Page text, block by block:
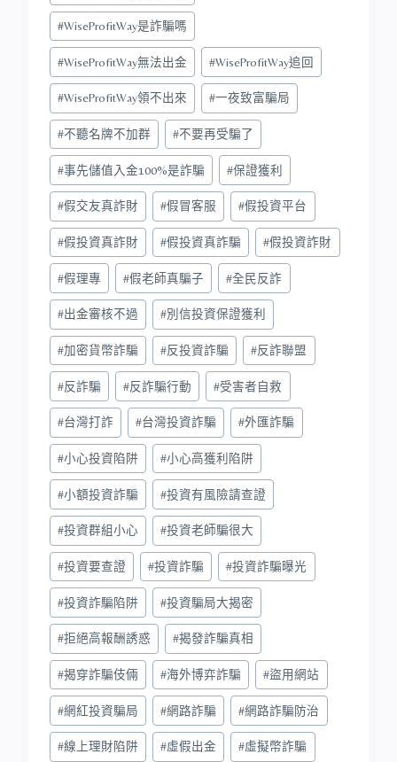
#WiseProfitWay是詐騙嗎
#WiseProfitWay無法出金 #WiseProfitWay追回
#WiseProfitWay領不出來 #一夜致富騙局
#不聽名牌不加群 #不要再受騙了
#事先儲值入金100%是詐騙 #保證獲利
#假交友真詐財 #假冒客服 #假投資平台
#假投資真詐財 #假投資真詐騙 #假投資詐財
#假理專 #假老師真騙子 #全民反詐
#出金審核不過 #別信投資保證獲利
#加密貨幣詐騙 #反投資詐騙 #反詐聯盟
#反詐騙 #反詐騙行動 #受害者自救
#台灣打詐 #台灣投資詐騙 #外匯詐騙
#小心投資陷阱 #小心高獲利陷阱
#小額投資詐騙 #投資有風險請查證
#投資群組小心 #投資老師騙很大
#投資要查證 #投資詐騙 #投資詐騙曝光
#投資詐騙陷阱 #投資騙局大揭密
#拒絕高報酬誘惑 #揭發詐騙真相
#揭穿詐騙伎倆 #海外博弈詐騙 #盜用網站
#網紅投資騙局 #網路詐騙 #網路詐騙防治
#線上理財陷阱 #虛假出金 #虛擬幣詐騙